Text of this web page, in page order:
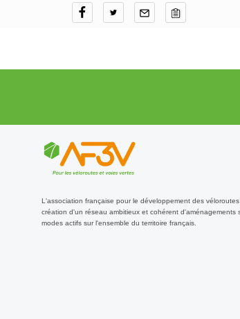
L'association française pour le développement des
création d'un réseau ambitieux et cohérent
modes actifs sur l'ensemble du territoire français.